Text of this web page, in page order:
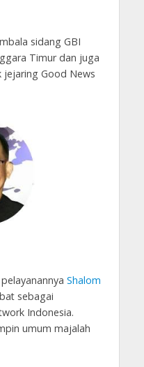
sidang GBI
Timur dan juga
Good News
Shalom
sebagai
Indonesia.
umum majalah